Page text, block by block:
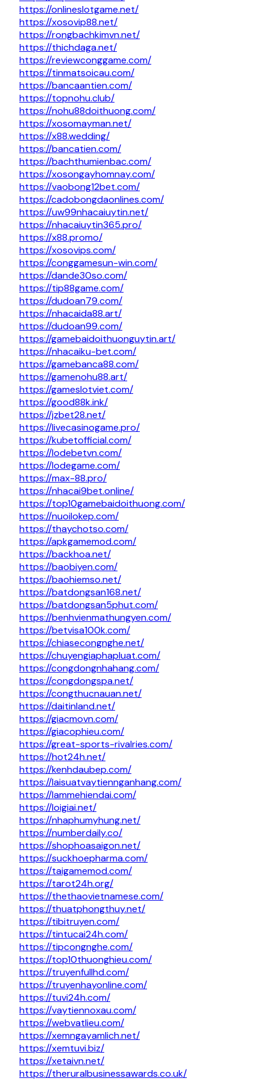
https://onlineslotgame.net/
https://xosovip88.net/
https://rongbachkimvn.net/
https://thichdaga.net/
https://reviewconggame.com/
https://tinmatsoicau.com/
https://bancaantien.com/
https://topnohu.club/
https://nohu88doithuong.com/
https://xosomayman.net/
https://x88.wedding/
https://bancatien.com/
https://bachthumienbac.com/
https://xosongayhomnay.com/
https://vaobong12bet.com/
https://cadobongdaonlines.com/
https://uw99nhacaiuytin.net/
https://nhacaiuytin365.pro/
https://x88.promo/
https://xosovips.com/
https://conggamesun-win.com/
https://dande30so.com/
https://tip88game.com/
https://dudoan79.com/
https://nhacaida88.art/
https://dudoan99.com/
https://gamebaidoithuonguytin.art/
https://nhacaiku-bet.com/
https://gamebanca88.com/
https://gamenohu88.art/
https://gameslotviet.com/
https://good88k.ink/
https://jzbet28.net/
https://livecasinogame.pro/
https://kubetofficial.com/
https://lodebetvn.com/
https://lodegame.com/
https://max-88.pro/
https://nhacai9bet.online/
https://top10gamebaidoithuong.com/
https://nuoilokep.com/
https://thaychotso.com/
https://apkgamemod.com/
https://backhoa.net/
https://baobiyen.com/
https://baohiemso.net/
https://batdongsan168.net/
https://batdongsan5phut.com/
https://benhvienmathungyen.com/
https://betvisa100k.com/
https://chiasecongnghe.net/
https://chuyengiaphapluat.com/
https://congdongnhahang.com/
https://congdongspa.net/
https://congthucnauan.net/
https://daitinland.net/
https://giacmovn.com/
https://giacophieu.com/
https://great-sports-rivalries.com/
https://hot24h.net/
https://kenhdaubep.com/
https://laisuatvaytiennganhang.com/
https://lammehiendai.com/
https://loigiai.net/
https://nhaphumyhung.net/
https://numberdaily.co/
https://shophoasaigon.net/
https://suckhoepharma.com/
https://taigamemod.com/
https://tarot24h.org/
https://thethaovietnamese.com/
https://thuatphongthuy.net/
https://tibitruyen.com/
https://tintucai24h.com/
https://tipcongnghe.com/
https://top10thuonghieu.com/
https://truyenfullhd.com/
https://truyenhayonline.com/
https://tuvi24h.com/
https://vaytiennoxau.com/
https://webvatlieu.com/
https://xemngayamlich.net/
https://xemtuvi.biz/
https://xetaivn.net/
https://theruralbusinessawards.co.uk/